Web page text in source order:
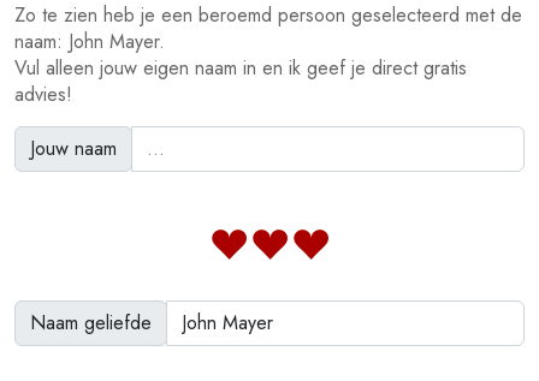
Zo te zien heb je een beroemd persoon geselecteerd met de
naam: John Mayer.
Vul alleen jouw eigen naam in en ik geef je direct gratis
advies!
Jouw naam
Naam geliefde